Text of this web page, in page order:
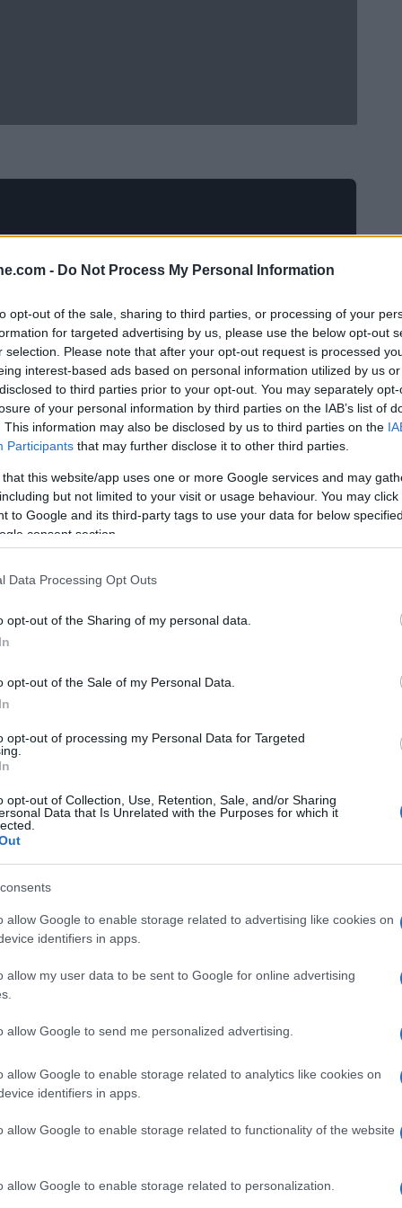
- Do Not Process My Personal Information
opt-out of the sale, sharing to third parties, or processing of your
for targeted advertising by us, please use the below opt-out
selection. Please note that after your opt-out request is processed
interest-based ads based on personal information utilized by us
to third parties prior to your opt-out. You may separately
of your personal information by third parties on the IAB’s list of
This information may also be disclosed by us to third parties on the
Participants that may further disclose it to other third parties.
that this website/app uses one or more Google services and may
but not limited to your visit or usage behaviour. You may
to Google and its third-party tags to use your data for below
consent section.
Data Processing Opt Outs
opt-out of the Sharing of my personal data.
opt-out of the Sale of my Personal Data.
opt-out of processing my Personal Data for Targeted
opt-out of Collection, Use, Retention, Sale, and/or Sharing
Data that Is Unrelated with the Purposes for which it
allow Google to enable storage related to advertising like cookies on
identifiers in apps.
allow my user data to be sent to Google for online advertising
allow Google to send me personalized advertising.
allow Google to enable storage related to analytics like cookies on
identifiers in apps.
allow Google to enable storage related to functionality of the website
allow Google to enable storage related to personalization.
Gyokeres dall’Sporting Lisbona all’Arsenal ha
ci si deve chiedere: è davvero una strategia
Non possiamo ignorare le lezioni apprese da
che accompagnano il calciomercato. In questo
dietro la trattativa, cercando di capire se Gyokeres
di un attaccante
uno dei centravanti più prolifici degli ultimi
nella scorsa stagione, ha registrato un
un obiettivo ambito. L’Arsenal, dopo un’altra
che un attaccante di questo calibro è necessario
startup fallire per non riconoscere
quando si ha l’opportunità.
dovesse arrivare, la sua capacità di segnare
il rendimento della squadra, ma anche cambiare
club ha faticato a trovare una punta efficace, e
cifra nei gol è un chiaro sintomo di una
è alta per Mikel Arteta, che deve dimostrare di